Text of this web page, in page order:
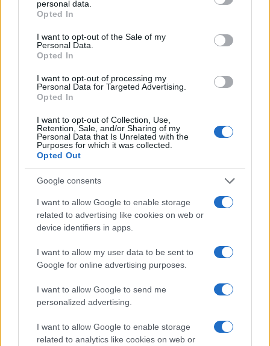
grant or deny consent to Google and its third-party tags to
use your data for below specified purposes in below Google
consent section.
personal data.
Opted In
I want to opt-out of the Sale of my
Personal Data.
Opted In
I want to opt-out of processing my
Personal Data for Targeted Advertising.
Opted In
I want to opt-out of Collection, Use,
Retention, Sale, and/or Sharing of my
Personal Data that Is Unrelated with the
Purposes for which it was collected.
Opted Out
Google consents
I want to allow Google to enable storage
related to advertising like cookies on web or
device identifiers in apps.
I want to allow my user data to be sent to
Google for online advertising purposes.
I want to allow Google to send me
personalized advertising.
I want to allow Google to enable storage
related to analytics like cookies on web or
Η ΣΤΗΛΗ ΜΑΣ
της Ζωής μας
Οι άνθρωποι, οι αυθεντικές ιστορίες,
το ελληνικό καλοκαίρι και ένας
ΓΙΑ ΤΟ ΚΑΛΟΚΑΙΡΙ ΣΟΥ →